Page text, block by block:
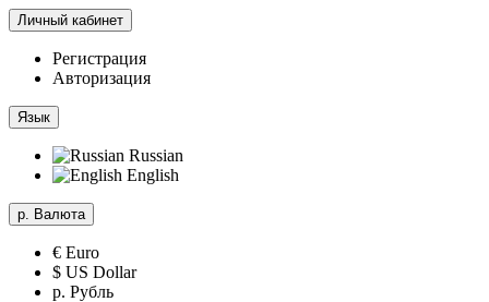
Личный кабинет
Регистрация
Авторизация
Язык
Russian
English
р. Валюта
€ Euro
$ US Dollar
р. Рубль